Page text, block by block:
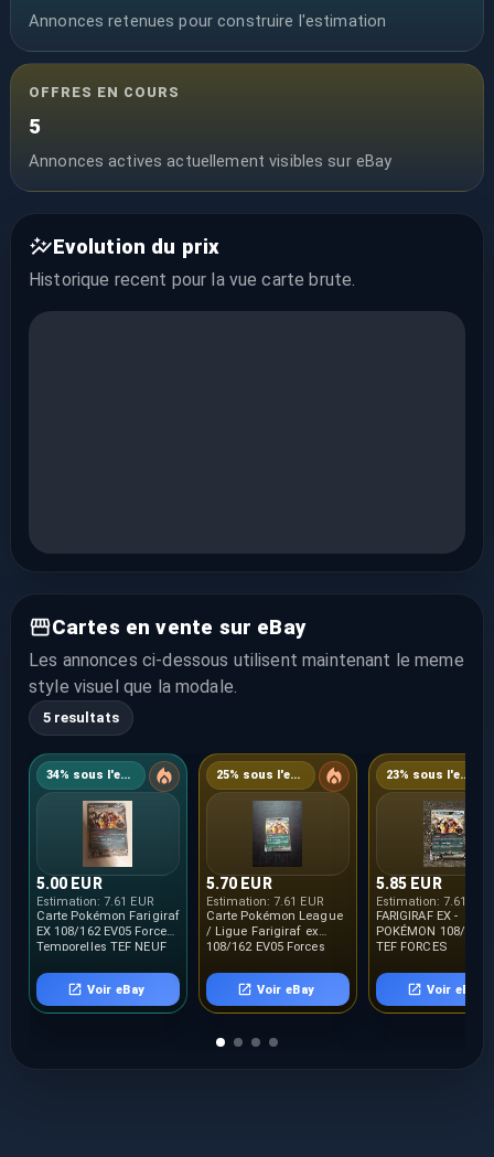
Annonces retenues pour construire l'estimation
OFFRES EN COURS
5
Annonces actives actuellement visibles sur eBay
Evolution du prix
Historique recent pour la vuecarte brute.
Cartes en vente sur eBay
Les annonces ci-dessous utilisent maintenant le meme
style visuel que la modale.
5 resultats
34% sous l'estimation
5.00 EUR
Estimation: 7.61 EUR
Carte Pokémon Farigiraf
EX 108/162 EV05 Forces
Temporelles TEF NEUF
Voir eBay
25% sous l'estimation
5.70 EUR
Estimation: 7.61 EUR
Carte Pokémon League
/ Ligue Farigiraf ex
108/162 EV05 Forces
Voir eBay
23% sous l'estimation
5.85 EUR
Estimation: 7.61 EUR
FARIGIRAF EX -
POKÉMON 108/162 EV5
TEF FORCES
Voir eBay